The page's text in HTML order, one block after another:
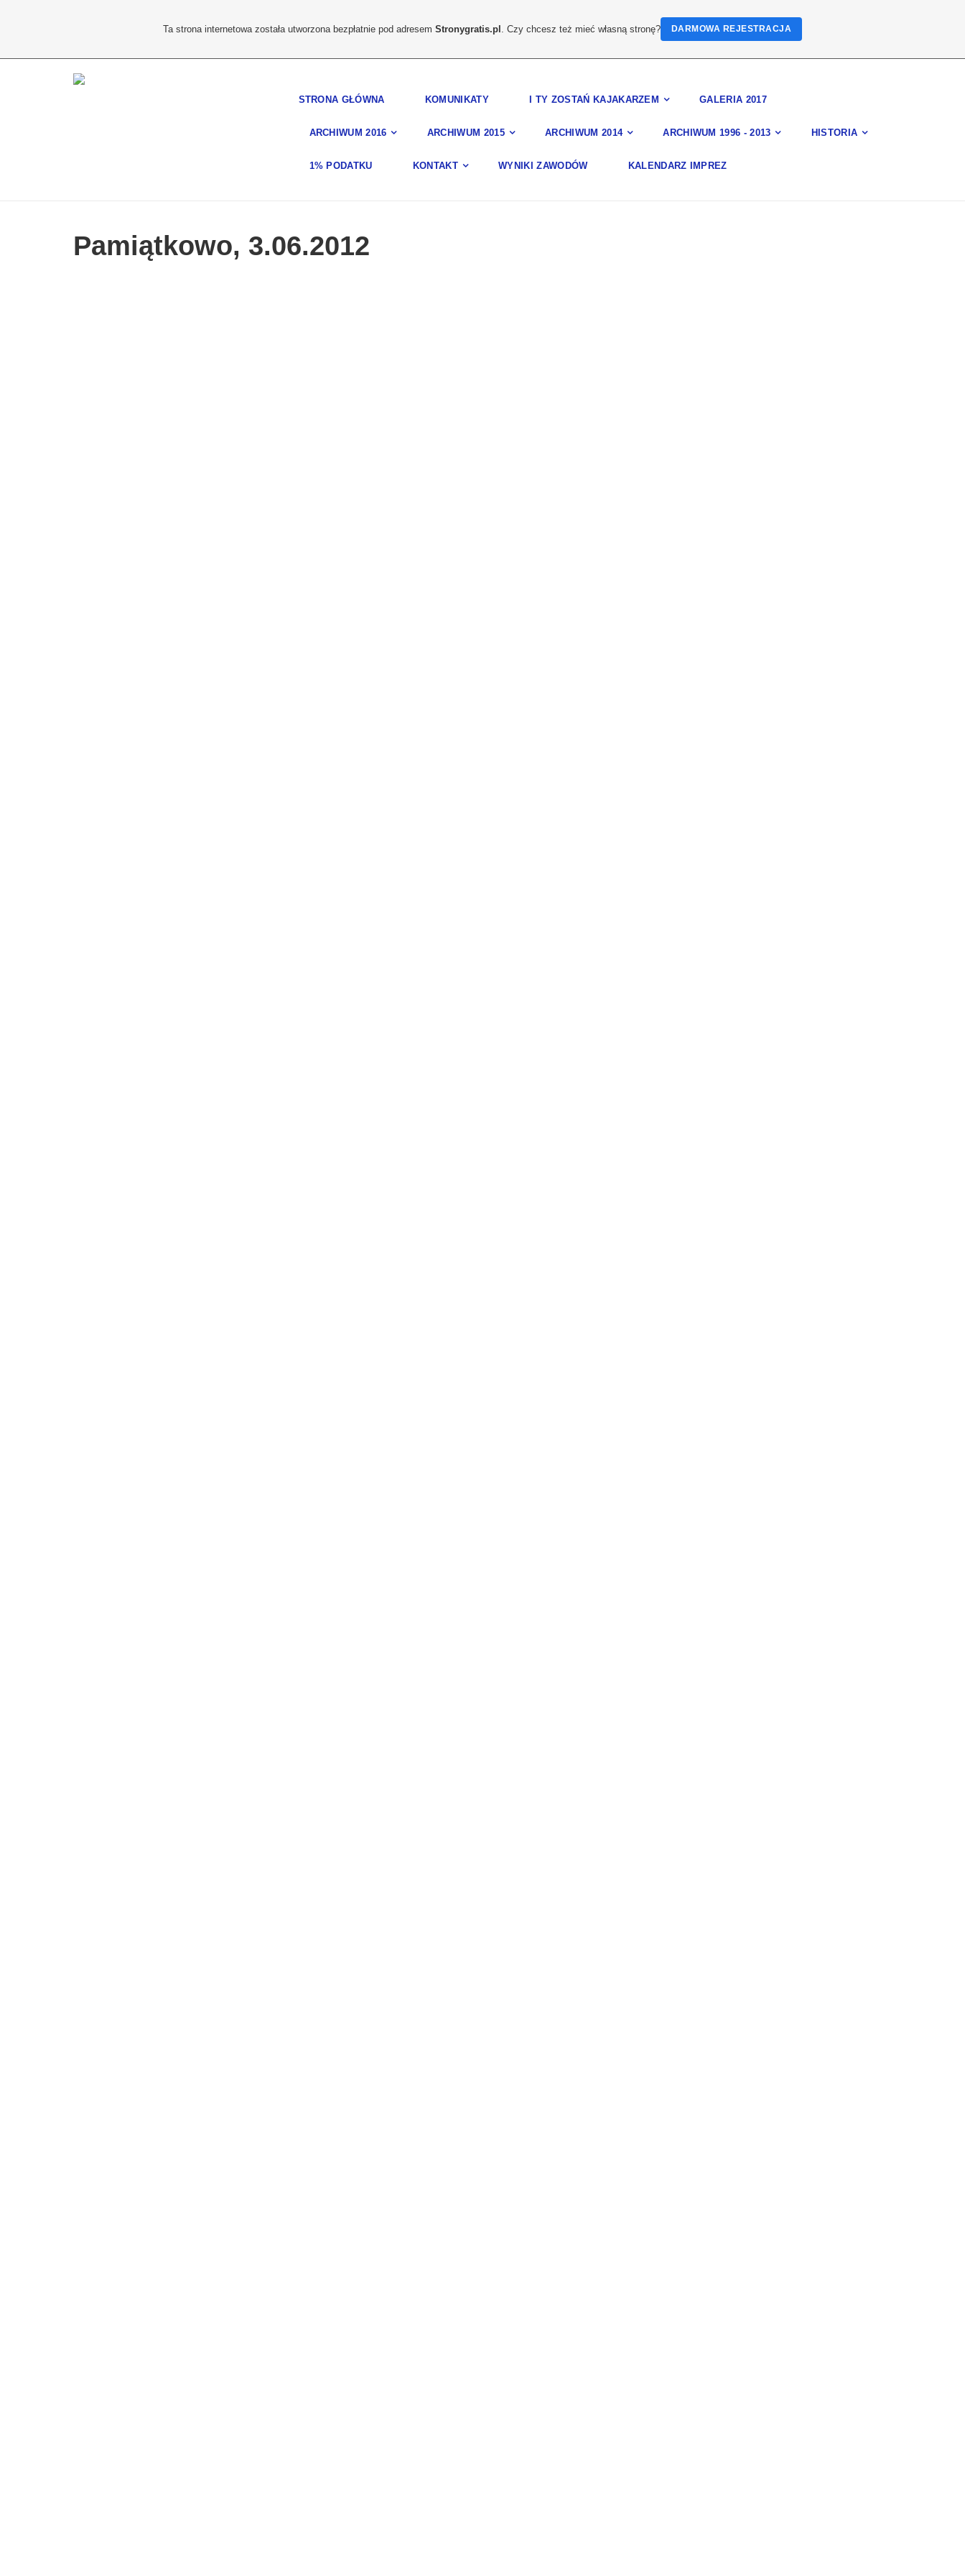
STRONA GŁÓWNA KOMUNIKATY I TY ZOSTAŃ KAJAKARZEM GALERIA 2017
ARCHIWUM 2016 ARCHIWUM 2015 ARCHIWUM 2014 ARCHIWUM 1996 - 2013 HISTORIA
1% PODATKU KONTAKT WYNIKI ZAWODÓW KALENDARZ IMPREZ
Pamiątkowo, 3.06.2012
Ta strona internetowa została utworzona bezpłatnie pod adresem Stronygratis.pl . Czy chcesz też mieć własną stronę? DARMOWA REJESTRACJA